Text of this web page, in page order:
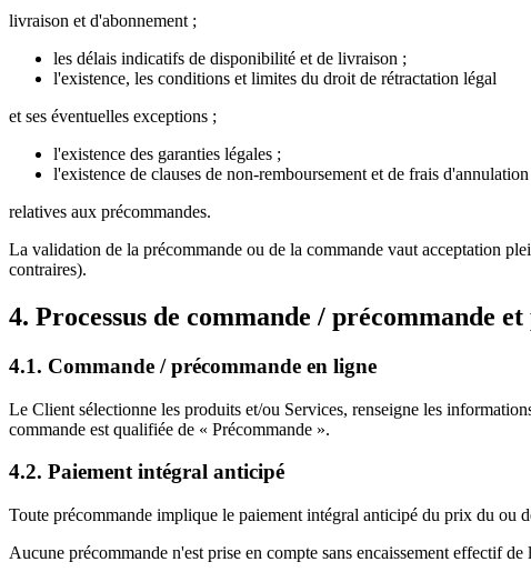
livraison et d'abonnement ;
les délais indicatifs de disponibilité et de livraison ;
l'existence, les conditions et limites du droit de rétractation légal
et ses éventuelles exceptions ;
l'existence des garanties légales ;
l'existence de clauses de non‑remboursement et de frais d'annulation
relatives aux précommandes.
La validation de la précommande ou de la commande vaut acceptation
contraires).
4. Processus de commande / précommande
4.1. Commande / précommande en ligne
Le Client sélectionne les produits et/ou Services, renseigne les
commande est qualifiée de « Précommande ».
4.2. Paiement intégral anticipé
Toute précommande implique le paiement intégral anticipé du prix du ou
Aucune précommande n'est prise en compte sans encaissement effectif de